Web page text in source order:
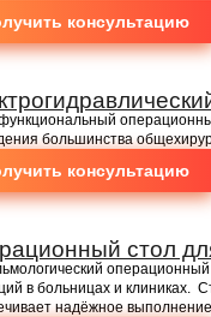
консультацию
большинства
консультацию
стол
операционный
в больницах и клиниках.
надёжное